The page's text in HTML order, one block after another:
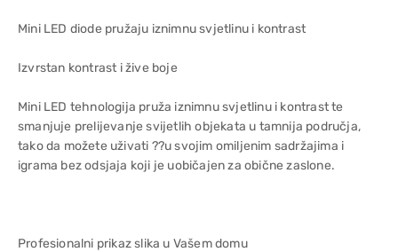
Mini LED diode pružaju iznimnu svjetlinu i kontrast
Izvrstan kontrast i žive boje
Mini LED tehnologija pruža iznimnu svjetlinu i kontrast te
smanjuje prelijevanje svijetlih objekata u tamnija područja,
tako da možete uživati ??u svojim omiljenim sadržajima i
igrama bez odsjaja koji je uobičajen za obične zaslone.
Profesionalni prikaz slika u Vašem domu